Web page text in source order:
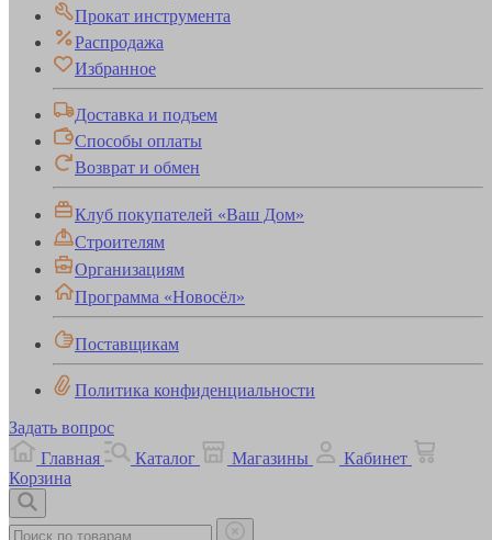
Прокат инструмента
Распродажа
Избранное
Доставка и подъем
Способы оплаты
Возврат и обмен
Клуб покупателей «Ваш Дом»
Строителям
Организациям
Программа «Новосёл»
Поставщикам
Политика конфиденциальности
Задать вопрос
Главная
Каталог Магазины
Кабинет
Корзина